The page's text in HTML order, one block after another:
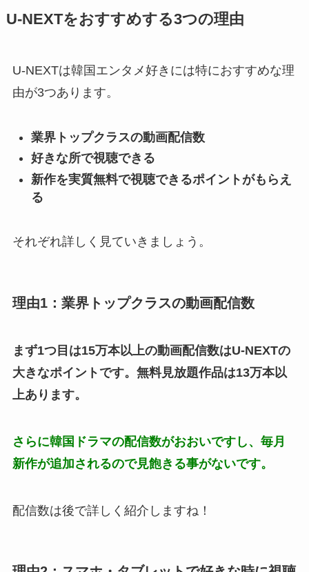
U-NEXTをおすすめする3つの理由
U-NEXTは韓国エンタメ好きには特におすすめな理
由が3つあります。
業界トップクラスの動画配信数
好きな所で視聴できる
新作を実質無料で視聴できるポイントがもらえ
る
それぞれ詳しく見ていきましょう。
理由1：業界トップクラスの動画配信数
まず1つ目は15万本以上の動画配信数はU-NEXTの
大きなポイントです。無料見放題作品は13万本以
上あります。
さらに韓国ドラマの配信数がおおいですし、毎月
新作が追加されるので見飽きる事がないです。
配信数は後で詳しく紹介しますね！